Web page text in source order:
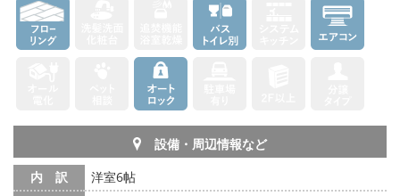
設備・周辺情報など
内 訳
洋室6帖